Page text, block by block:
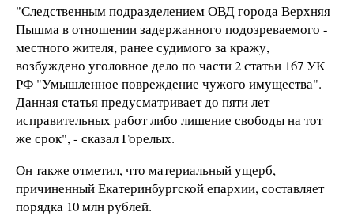
"Следственным подразделением ОВД города Верхняя
Пышма в отношении задержанного подозреваемого -
местного жителя, ранее судимого за кражу,
возбуждено уголовное дело по части 2 статьи 167 УК
РФ "Умышленное повреждение чужого имущества".
Данная статья предусматривает до пяти лет
исправительных работ либо лишение свободы на тот
же срок", - сказал Горелых.
Он также отметил, что материальный ущерб,
причиненный Екатеринбургской епархии, составляет
порядка 10 млн рублей.